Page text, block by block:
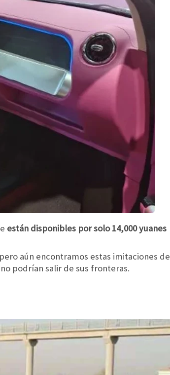
están disponibles por solo 14,000 yuanes
aún encontramos estas imitaciones de
podrían salir de sus fronteras.